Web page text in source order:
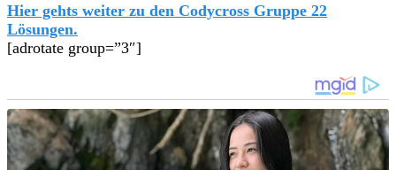
Hier gehts weiter zu den Codycross Gruppe 22
Lösungen.
[adrotate group=”3″]